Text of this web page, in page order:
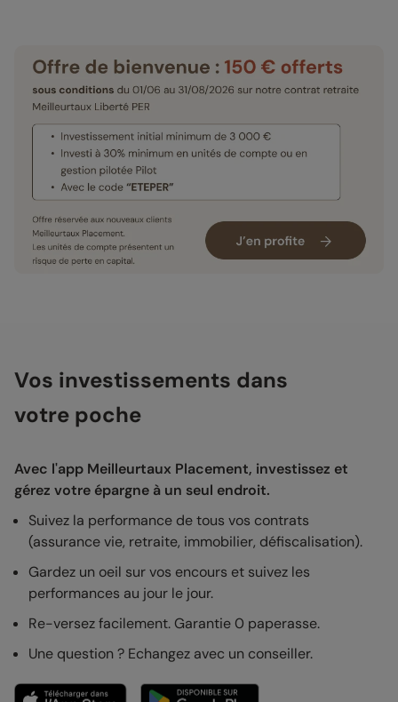
Vos investissements dans
votre poche
Avec l'app Meilleurtaux Placement, investissez et
gérez votre épargne à un seul endroit.
Suivez la performance de tous vos contrats
(assurance vie, retraite, immobilier, défiscalisation).
Gardez un oeil sur vos encours et suivez les
performances au jour le jour.
Re-versez facilement. Garantie 0 paperasse.
Une question ? Echangez avec un conseiller.